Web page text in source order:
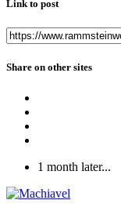
Link to post
Share on other sites
1 month later...